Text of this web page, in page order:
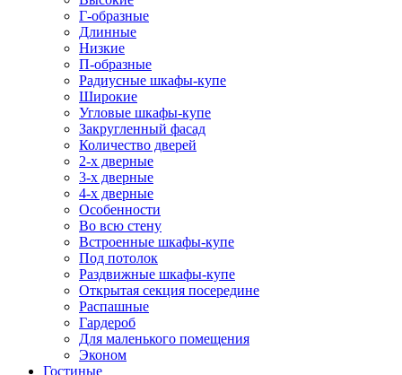
Г-образные
Длинные
Низкие
П-образные
Радиусные шкафы-купе
Широкие
Угловые шкафы-купе
Закругленный фасад
Количество дверей
2-х дверные
3-х дверные
4-х дверные
Особенности
Во всю стену
Встроенные шкафы-купе
Под потолок
Раздвижные шкафы-купе
Открытая секция посередине
Распашные
Гардероб
Для маленького помещения
Эконом
Гостиные